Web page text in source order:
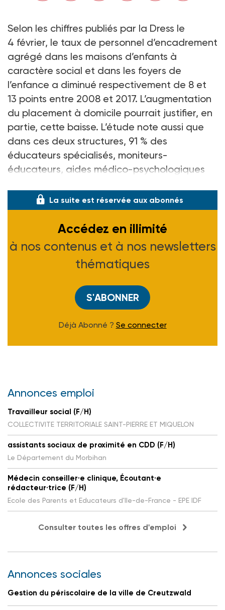
Selon les chiffres publiés par la Dress le
4 février, le taux de personnel d’encadrement
agrégé dans les maisons d’enfants à
caractère social et dans les foyers de
l’enfance a diminué respectivement de 8 et
13 points entre 2008 et 2017. L’augmentation
du placement à domicile pourrait justifier, en
partie, cette baisse. L’étude note aussi que
dans ces deux structures, 91 % des
éducateurs spécialisés, moniteurs-
éducateurs, aides médico-psychologiques
La suite est réservée aux abonnés
Accédez en illimité
à nos contenus et à nos newsletters
thématiques
S'ABONNER
Déjà Abonné ? Se connecter
Annonces emploi
Travailleur social (F/H)
COLLECTIVITE TERRITORIALE SAINT-PIERRE ET MIQUELON
assistants sociaux de proximité en CDD (F/H)
Le Département du Morbihan
Médecin conseiller·e clinique, Écoutant·e
rédacteur·trice (F/H)
Ecole des Parents et Educateurs d'Ile-de-France - EPE IDF
Consulter toutes les offres d'emploi
Annonces sociales
Gestion du périscolaire de la ville de Creutzwald